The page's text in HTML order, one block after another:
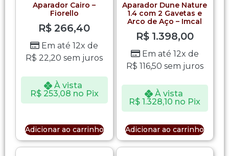
Aparador Cairo –
Fiorello
R$ 266,40
Em até 12x de
R$ 22,20 sem juros
À vista
R$253,08 no Pix
Adicionar ao carrinho
Aparador Dune Nature
1.4 com 2 Gavetas e
Arco de Aço – Imcal
R$1.398,00
Em até 12x de
R$ 116,50 sem juros
À vista
R$ 1.328,10 no Pix
Adicionar ao carrinho